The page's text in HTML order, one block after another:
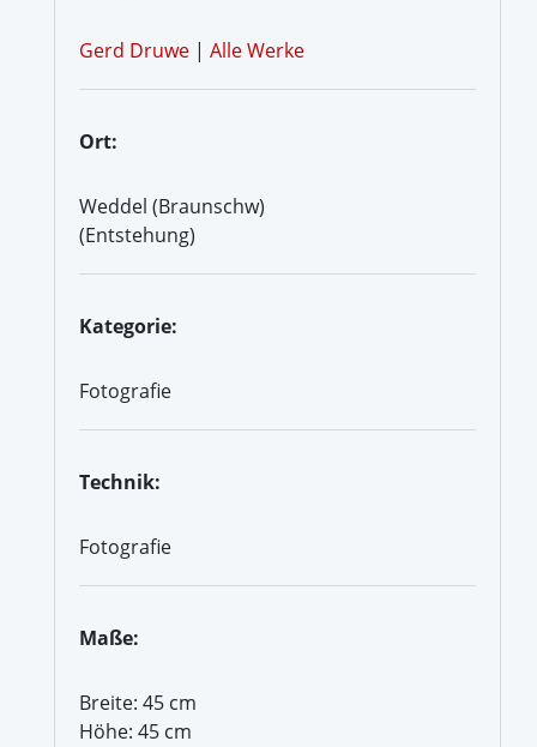
Gerd Druwe | Alle Werke
Ort:
Weddel (Braunschw)
(Entstehung)
Kategorie:
Fotografie
Technik:
Fotografie
Maße:
Breite: 45 cm
Höhe: 45 cm